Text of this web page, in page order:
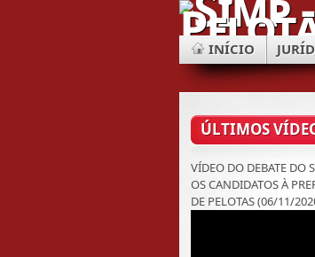
INÍCIO
ÚLTIMOS
VÍDEO DO DEBATE DO
OS CANDIDATOS À
DE PELOTAS (06/11/